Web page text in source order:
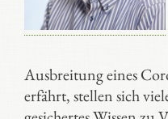
Ausbreitung eines
erfährt, stellen sich